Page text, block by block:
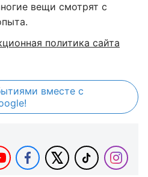
вещи смотрят с
политика сайта
вместе с